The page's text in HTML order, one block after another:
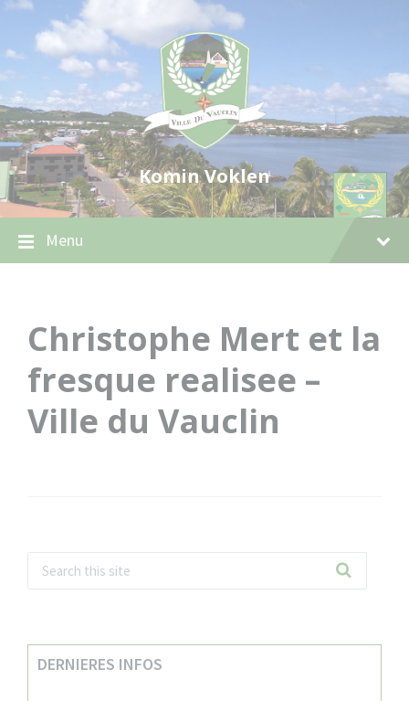
Skip
content
Skip
navigation
Skip
footer
Komin Voklen
Menu
Christophe Mert et la
fresque realisee –
Ville du Vauclin
DERNIERES INFOS